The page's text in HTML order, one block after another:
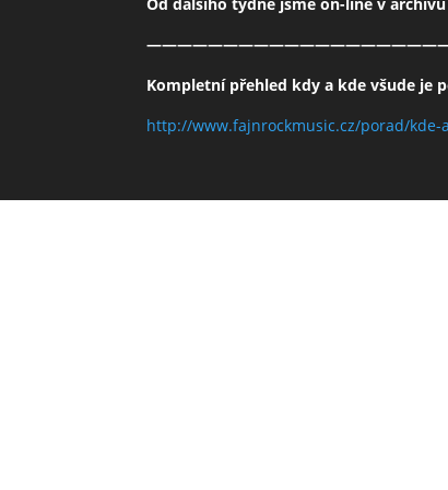
Kompletní přehled kdy a kde všude je
http://www.fajnrockmusic.cz/porad/kde-